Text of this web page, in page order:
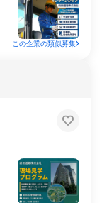
この企業の類似募集